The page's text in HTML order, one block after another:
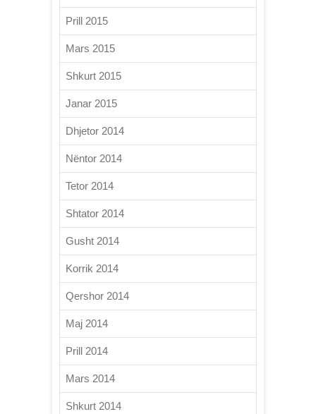
Prill 2015
Mars 2015
Shkurt 2015
Janar 2015
Dhjetor 2014
Nëntor 2014
Tetor 2014
Shtator 2014
Gusht 2014
Korrik 2014
Qershor 2014
Maj 2014
Prill 2014
Mars 2014
Shkurt 2014